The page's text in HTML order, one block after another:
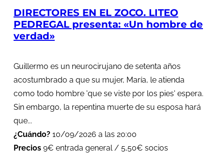
DIRECTORES EN EL ZOCO. LITEO
PEDREGAL presenta: «Un hombre de
verdad»
Guillermo es un neurocirujano de setenta años
acostumbrado a que su mujer, María, le atienda
como todo hombre 'que se viste por los pies' espera.
Sin embargo, la repentina muerte de su esposa hará
que...
¿Cuándo? 10/09/2026 a las 20:00
Precios 9€ entrada general / 5,50€ socios